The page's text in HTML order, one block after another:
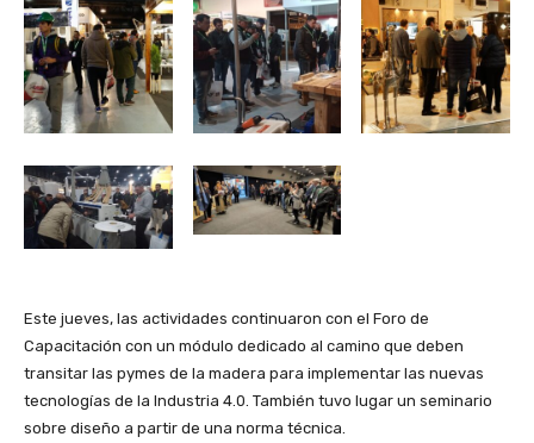
Este jueves, las actividades continuaron con el Foro de
Capacitación con un módulo dedicado al camino que deben
transitar las pymes de la madera para implementar las nuevas
tecnologías de la Industria 4.0. También tuvo lugar un seminario
sobre diseño a partir de una norma técnica.